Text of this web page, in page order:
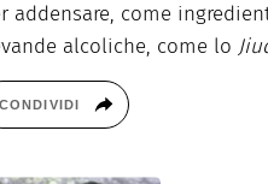
addensare, come
alcoliche, come lo
CONDIVIDI